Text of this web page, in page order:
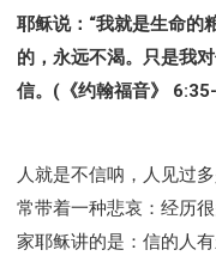
耶稣说：“我就是生命的
的，永远不渴。只是我
信。(《约翰福音》
人就是不信呐，人见过
常带着一种悲哀：经历
家耶稣讲的是：信的人